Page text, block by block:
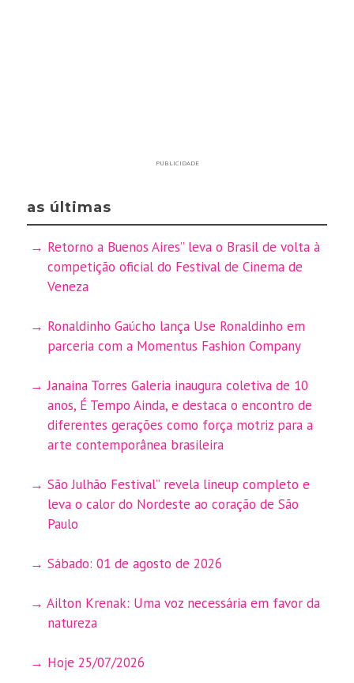
PUBLICIDADE
as últimas
Retorno a Buenos Aires” leva o Brasil de volta à
competição oficial do Festival de Cinema de
Veneza
Ronaldinho Gaúcho lança Use Ronaldinho em
parceria com a Momentus Fashion Company
Janaina Torres Galeria inaugura coletiva de 10
anos, É Tempo Ainda, e destaca o encontro de
diferentes gerações como força motriz para a
arte contemporânea brasileira
São Julhão Festival” revela lineup completo e
leva o calor do Nordeste ao coração de São
Paulo
Sábado: 01 de agosto de 2026
Ailton Krenak: Uma voz necessária em favor da
natureza
Hoje 25/07/2026